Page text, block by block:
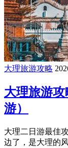
大理旅游攻略
大理旅游
游）
大理二日游最佳
边了，是大理的